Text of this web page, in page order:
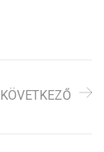
KÖVETKEZŐ